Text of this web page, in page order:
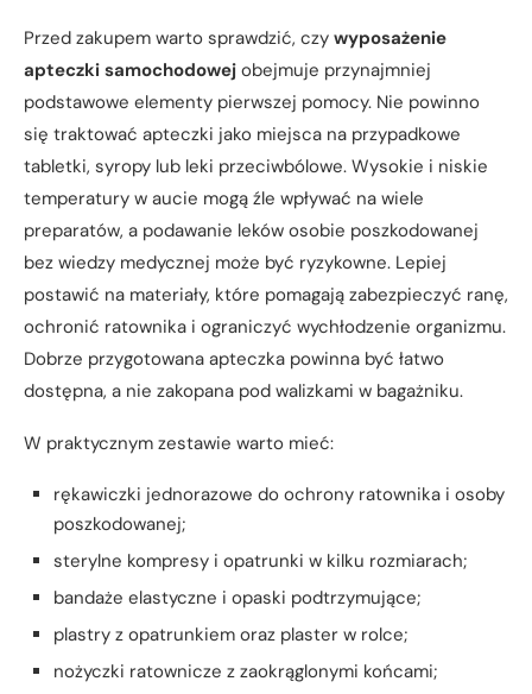
Przed zakupem warto sprawdzić, czy wyposażenie
apteczki samochodowej obejmuje przynajmniej
podstawowe elementy pierwszej pomocy. Nie powinno
się traktować apteczki jako miejsca na przypadkowe
tabletki, syropy lub leki przeciwbólowe. Wysokie i niskie
temperatury w aucie mogą źle wpływać na wiele
preparatów, a podawanie leków osobie poszkodowanej
bez wiedzy medycznej może być ryzykowne. Lepiej
postawić na materiały, które pomagają zabezpieczyć ranę,
ochronić ratownika i ograniczyć wychłodzenie organizmu.
Dobrze przygotowana apteczka powinna być łatwo
dostępna, a nie zakopana pod walizkami w bagażniku.
W praktycznym zestawie warto mieć:
rękawiczki jednorazowe do ochrony ratownika i osoby
poszkodowanej;
sterylne kompresy i opatrunki w kilku rozmiarach;
bandaże elastyczne i opaski podtrzymujące;
plastry z opatrunkiem oraz plaster w rolce;
nożyczki ratownicze z zaokrąglonymi końcami;